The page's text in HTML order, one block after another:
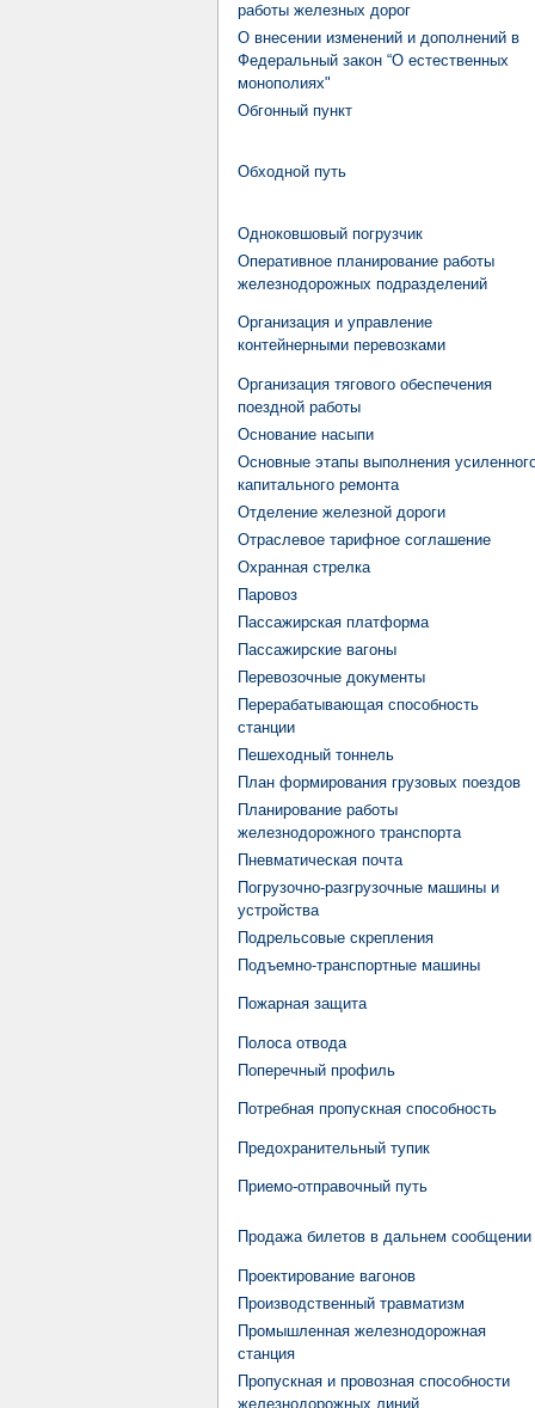
работы железных дорог
О внесении изменений и дополнений в
Федеральный закон “О естественных
монополиях"
Обгонный пункт
Обходной путь
Одноковшовый погрузчик
Оперативное планирование работы
железнодорожных подразделений
Организация и управление
контейнерными перевозками
Организация тягового обеспечения
поездной работы
Основание насыпи
Основные этапы выполнения
капитального ремонта
Отделение железной дороги
Отраслевое тарифное соглашение
Охранная стрелка
Паровоз
Пассажирская платформа
Пассажирские вагоны
Перевозочные документы
Перерабатывающая способность
станции
Пешеходный тоннель
План формирования грузовых поездов
Планирование работы
железнодорожного транспорта
Пневматическая почта
Погрузочно-разгрузочные машины и
устройства
Подрельсовые скрепления
Подъемно-транспортные машины
Пожарная защита
Полоса отвода
Поперечный профиль
Потребная пропускная способность
Предохранительный тупик
Приемо-отправочный путь
Продажа билетов в дальнем сообщении
Проектирование вагонов
Производственный травматизм
Промышленная железнодорожная
станция
Пропускная и провозная способности
железнодорожных линий